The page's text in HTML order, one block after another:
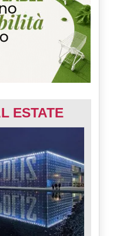
ESTATE